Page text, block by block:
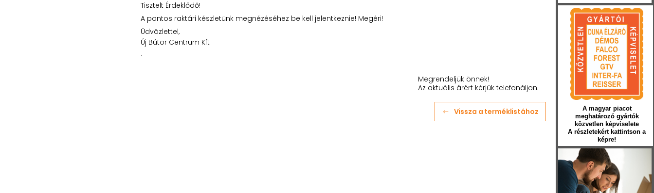
Tisztelt Érdeklődő!
A pontos raktári készletünk megnézéséhez be kell jelentkeznie! Megéri!
Üdvözlettel,
Új Bútor Centrum Kft
.
Megrendeljük önnek!
Az aktuális árért kérjük telefonáljon.
Vissza a terméklistához
A magyar piacot
meghatározó gyártók
közvetlen képviselete
A részletekért kattintson a
képre!